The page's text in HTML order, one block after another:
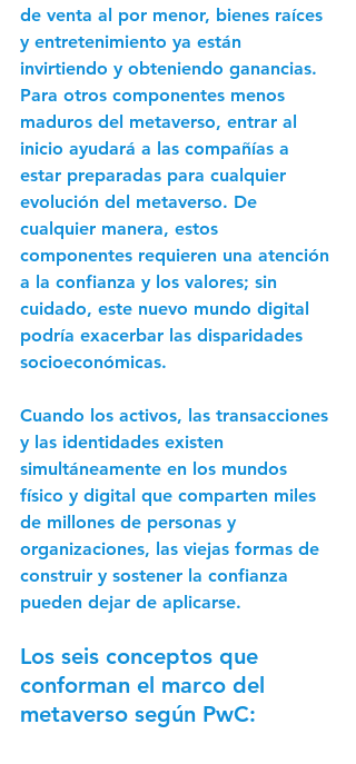
de venta al por menor, bienes raíces
y entretenimiento ya están
invirtiendo y obteniendo ganancias.
Para otros componentes menos
maduros del metaverso, entrar al
inicio ayudará a las compañías a
estar preparadas para cualquier
evolución del metaverso. De
cualquier manera, estos
componentes requieren una atención
a la confianza y los valores; sin
cuidado, este nuevo mundo digital
podría exacerbar las disparidades
socioeconómicas.
Cuando los activos, las transacciones
y las identidades existen
simultáneamente en los mundos
físico y digital que comparten miles
de millones de personas y
organizaciones, las viejas formas de
construir y sostener la confianza
pueden dejar de aplicarse.
Los seis conceptos que
conforman el marco del
metaverso según PwC: